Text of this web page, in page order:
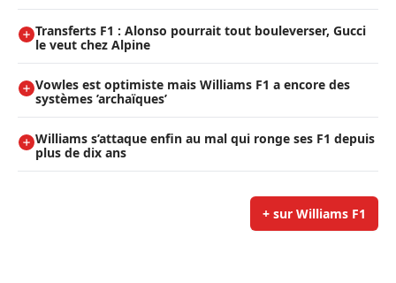
Transferts F1 : Alonso pourrait tout bouleverser, Gucci
le veut chez Alpine
Vowles est optimiste mais Williams F1 a encore des
systèmes ’archaïques’
Williams s’attaque enfin au mal qui ronge ses F1 depuis
plus de dix ans
+ sur Williams F1